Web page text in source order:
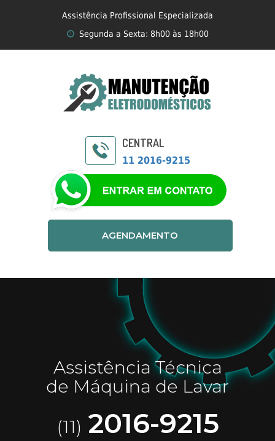
Assistência Profissional Especializada
Segunda a Sexta: 8h00 às 18h00
CENTRAL
11 2016-9215
AGENDAMENTO
Assistência Técnica
de Máquina de Lavar
(11) 2016-9215